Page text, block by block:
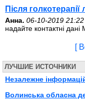
Після
Анна. 06-10-2019 21:22
надайте контактні дані
[
ЛУЧШИЕ ИСТОЧНИКИ
Незалежне
Волинська обласна